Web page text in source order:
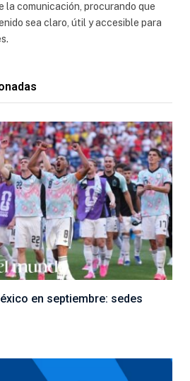
la comunicación, procurando que
sea claro, útil y accesible para
en septiembre: sedes